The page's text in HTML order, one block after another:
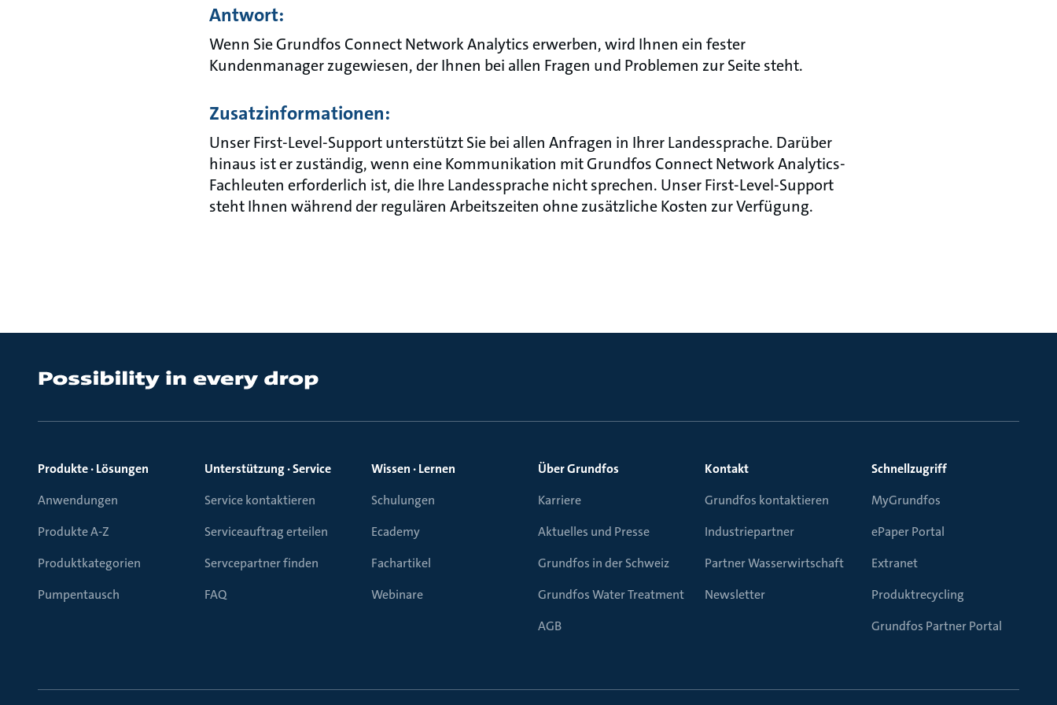
Antwort:
Wenn Sie Grundfos Connect Network Analytics erwerben, wird Ihnen ein fester
Kundenmanager zugewiesen, der Ihnen bei allen Fragen und Problemen zur Seite steht.
Zusatzinformationen:
Unser First-Level-Support unterstützt Sie bei allen Anfragen in Ihrer Landessprache. Darüber
hinaus ist er zuständig, wenn eine Kommunikation mit Grundfos Connect Network Analytics-
Fachleuten erforderlich ist, die Ihre Landessprache nicht sprechen. Unser First-Level-Support
steht Ihnen während der regulären Arbeitszeiten ohne zusätzliche Kosten zur Verfügung.
Produkte · Lösungen
Anwendungen
Produkte A-Z
Produktkategorien
Pumpentausch
Unterstützung · Service
Service kontaktieren
Serviceauftrag erteilen
Servcepartner finden
FAQ
Wissen · Lernen
Schulungen
Ecademy
Fachartikel
Webinare
Über Grundfos
Karriere
Aktuelles und Presse
Grundfos in der Schweiz
Grundfos Water Treatment
AGB
Kontakt
Grundfos kontaktieren
Industriepartner
Partner Wasserwirtschaft
Newsletter
Schnellzugriff
MyGrundfos
ePaper Portal
Extranet
Produktrecycling
Grundfos Partner Portal